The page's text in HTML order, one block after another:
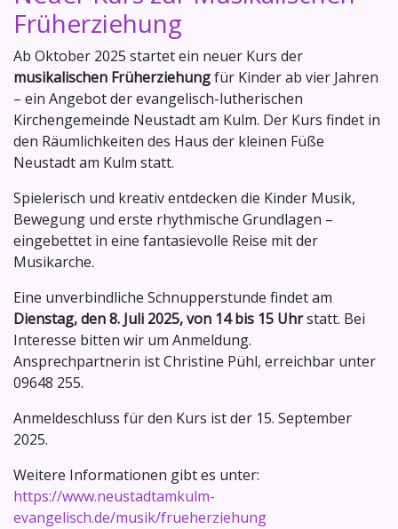
Früherziehung
Ab Oktober 2025 startet ein neuer Kurs der
musikalischen Früherziehungfür Kinder ab vier Jahren
– ein Angebot der evangelisch-lutherischen
Kirchengemeinde Neustadt am Kulm. Der Kurs findet in
den Räumlichkeiten des Haus der kleinen Füße
Neustadt am Kulm statt.
Spielerisch und kreativ entdecken die Kinder Musik,
Bewegung und erste rhythmische Grundlagen –
eingebettet in eine fantasievolle Reise mit der
Musikarche.
Eine unverbindliche Schnupperstunde findet am
Dienstag, den 8. Juli 2025, von 14 bis 15 Uhrstatt. Bei
Interesse bitten wir um Anmeldung.
Ansprechpartnerin ist Christine Pühl, erreichbar unter
09648 255.
Anmeldeschluss für den Kurs ist der 15. September
2025.
Weitere Informationen gibt es unter:
https://www.neustadtamkulm-
evangelisch.de/musik/frueherziehung